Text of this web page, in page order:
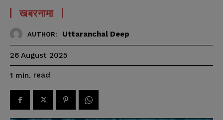
खबरनामा
AUTHOR: Uttaranchal Deep
26 August 2025
1 min. read